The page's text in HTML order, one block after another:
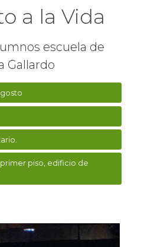
a la Vida
escuela de
Gallardo
piso, edificio de